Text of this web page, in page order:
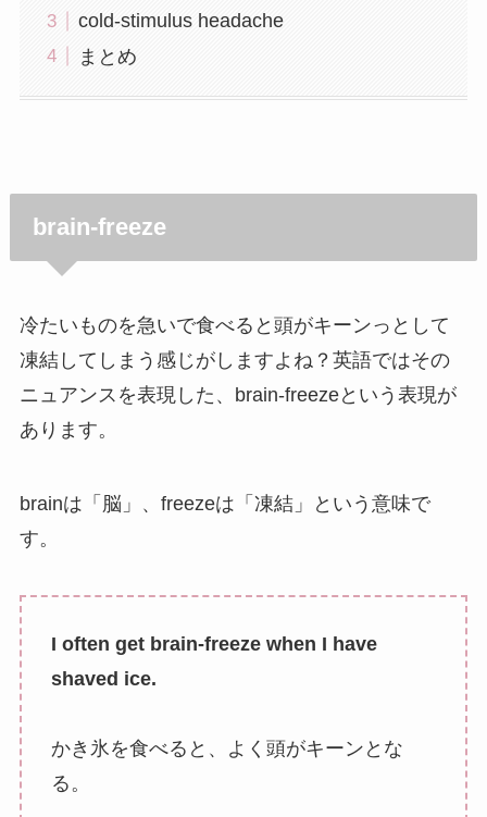
cold-stimulus headache
まとめ
brain-freeze
冷たいものを急いで食べると頭がキーンっとして
凍結してしまう感じがしますよね？英語ではその
ニュアンスを表現した、brain-freezeという表現が
あります。
brainは「脳」、freezeは「凍結」という意味で
す。
I often get brain-freeze when I have
shaved ice.
かき氷を食べると、よく頭がキーンとな
る。